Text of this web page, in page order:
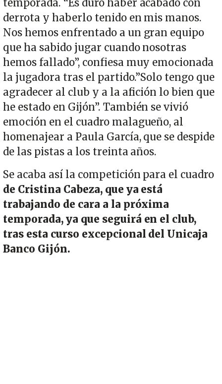
temporada. “Es duro haber acabado con
derrota y haberlo tenido en mis manos.
Nos hemos enfrentado a un gran equipo
que ha sabido jugar cuando nosotras
hemos fallado”, confiesa muy emocionada
la jugadora tras el partido.”Solo tengo que
agradecer al club y a la afición lo bien que
he estado en Gijón”. También se vivió
emoción en el cuadro malagueño, al
homenajear a Paula García, que se despide
de las pistas a los treinta años.
Se acaba así la competición para el cuadro
de Cristina Cabeza, que ya está
trabajando de cara a la próxima
temporada, ya que seguirá en el club,
tras esta curso excepcional del Unicaja
Banco Gijón.